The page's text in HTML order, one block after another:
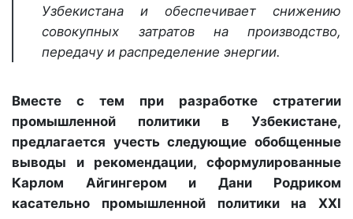
Узбекистана и обеспечивает снижению
совокупных затратов на производство,
передачу и распределение энергии.
Вместе с тем при разработке стратегии
промышленной политики в Узбекистане,
предлагается учесть следующие обобщенные
выводы и рекомендации, сформулированные
Карлом Айгингером и Дани Родриком
касательно промышленной политики на XXI